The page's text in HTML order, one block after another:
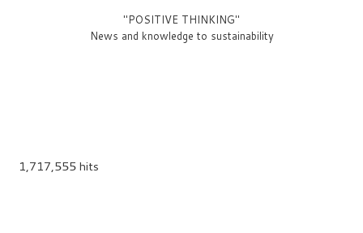
"POSITIVE THINKING"
News and knowledge to sustainability
1,717,555 hits